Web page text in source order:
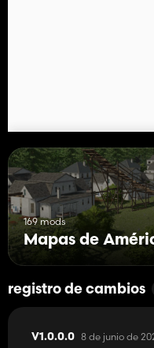
169 mods
Mapas de
registro de cambios
V1.0.0.0 8 de junio de